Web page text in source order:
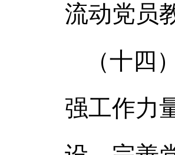
流动党员
（十四
强工作力